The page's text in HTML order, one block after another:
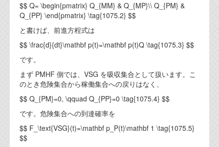
機能安全用語集
オンラインショップ
お問い合わせ
FAQ
お問い合わせフォーム
$$ Q= \begin{pmatrix} Q_{MM} & Q_{MP}\\ Q_{PM} &
Q_{PP} \end{pmatrix} \tag{1075.2} $$
と書けば、前進方程式は
$$ \frac{d}{dt}\mathbf p(t)=\mathbf p(t)Q \tag{1075.3} $$
です。
まず PMHF 側では、VSG を吸収集合として扱います。こ
のとき危険集合から稼働集合への戻りはなく、
$$ Q_{PM}=0, \qquad Q_{PP}=0 \tag{1075.4} $$
です。危険集合への到達確率を
$$ F_\text{VSG}(t)=\mathbf p_P(t)\mathbf 1 \tag{1075.5}
$$